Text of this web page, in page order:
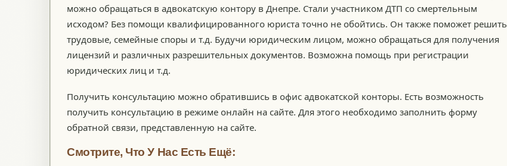
можно обращаться в адвокатскую контору в Днепре. Стали участником ДТП со смертельным
исходом? Без помощи квалифицированного юриста точно не обойтись. Он также поможет решить
трудовые, семейные споры и т.д. Будучи юридическим лицом, можно обращаться для получения
лицензий и различных разрешительных документов. Возможна помощь при регистрации
юридических лиц и т.д.
Получить консультацию можно обратившись в офис адвокатской конторы. Есть возможность
получить консультацию в режиме онлайн на сайте. Для этого необходимо заполнить форму
обратной связи, представленную на сайте.
Смотрите, Что У Нас Есть Ещё: